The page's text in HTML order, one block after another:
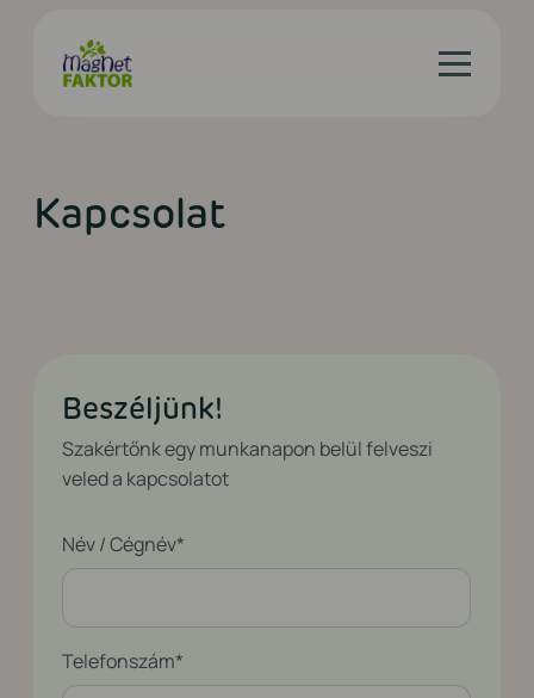
Kapcsolat
Beszéljünk!
Szakértőnk egy munkanapon belül felveszi
veled a kapcsolatot
Név / Cégnév*
Telefonszám*